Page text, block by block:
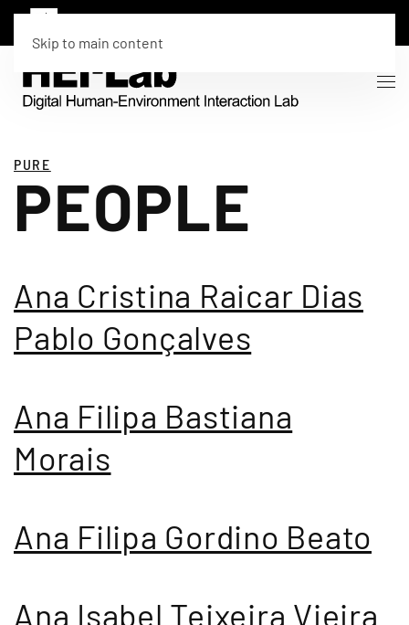
Skip to main content
PURE
PEOPLE
Ana Cristina Raicar Dias
Pablo Gonçalves
Ana Filipa Bastiana
Morais
Ana Filipa Gordino Beato
Ana Isabel Teixeira Vieira